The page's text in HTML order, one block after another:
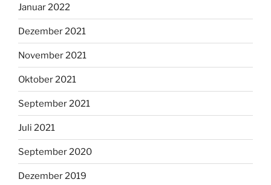
Januar 2022
Dezember 2021
November 2021
Oktober 2021
September 2021
Juli 2021
September 2020
Dezember 2019